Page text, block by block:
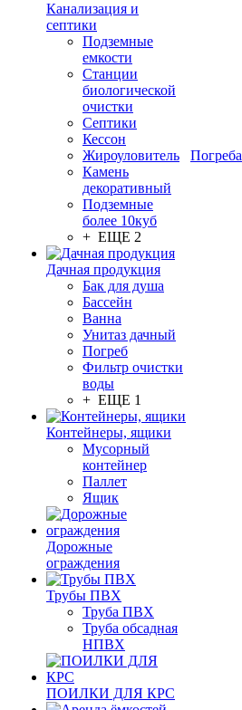
Канализация и
септики
Подземные
емкости
Станции
биологической
очистки
Септики
Кессон
Жироуловитель
Камень
декоративный
Подземные
более 10куб
+ ЕЩЕ 2
Дачная продукция
Бак для душа
Бассейн
Ванна
Унитаз дачный
Погреб
Фильтр очистки
воды
+ ЕЩЕ 1
Контейнеры, ящики
Мусорный
контейнер
Паллет
Ящик
Дорожные
ограждения
Трубы ПВХ
Труба ПВХ
Труба обсадная
НПВХ
ПОИЛКИ ДЛЯ КРС
Погреба